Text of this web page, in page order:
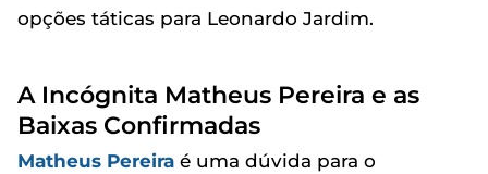
opções táticas para Leonardo Jardim.
A Incógnita Matheus Pereira e as
Baixas Confirmadas
Matheus Pereira é uma dúvida para o